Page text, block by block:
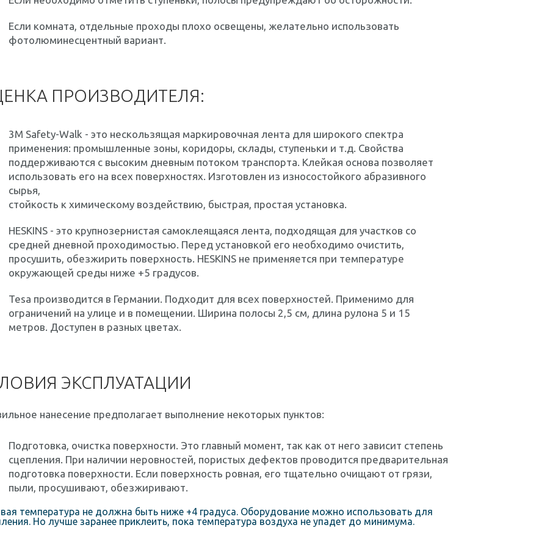
Если комната, отдельные проходы плохо освещены, желательно использовать
фотолюминесцентный вариант.
ПРОИЗВОДИТЕЛЯ:
3M Safety-Walk - это нескользящая маркировочная лента для широкого спектра
применения: промышленные зоны, коридоры, склады, ступеньки и т.д. Свойства
поддерживаются с высоким дневным потоком транспорта. Клейкая основа позволяет
использовать его на всех поверхностях. Изготовлен из износостойкого абразивного
сырья,
стойкость к химическому воздействию, быстрая, простая установка.
HESKINS - это крупнозернистая самоклеящаяся лента, подходящая для участков со
средней дневной проходимостью. Перед установкой его необходимо очистить,
просушить, обезжирить поверхность. HESKINS не применяется при температуре
окружающей среды ниже +5 градусов.
Tesa производится в Германии. Подходит для всех поверхностей. Применимо для
ограничений на улице и в помещении. Ширина полосы 2,5 см, длина рулона 5 и 15
метров. Доступен в разных цветах.
ЭКСПЛУАТАЦИИ
нанесение предполагает выполнение некоторых пунктов:
Подготовка, очистка поверхности. Это главный момент, так как от него зависит степень
сцепления. При наличии неровностей, пористых дефектов проводится предварительная
подготовка поверхности. Если поверхность ровная, его тщательно очищают от грязи,
пыли, просушивают, обезжиривают.
температура не должна быть ниже +4 градуса. Оборудование можно использовать для
Но лучше заранее приклеить, пока температура воздуха не упадет до минимума.